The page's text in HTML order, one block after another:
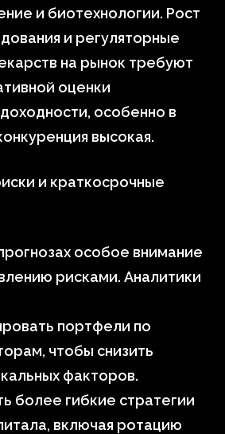
и биотехнологии. Рост
и регуляторные
на рынок требуют
оценки
особенно в
высокая.
и краткосрочные
особое внимание
рисками. Аналитики
портфели по
чтобы снизить
факторов.
более гибкие стратегии
включая ротацию